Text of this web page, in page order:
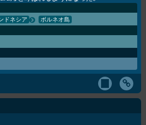
ドネシア ボルネオ島